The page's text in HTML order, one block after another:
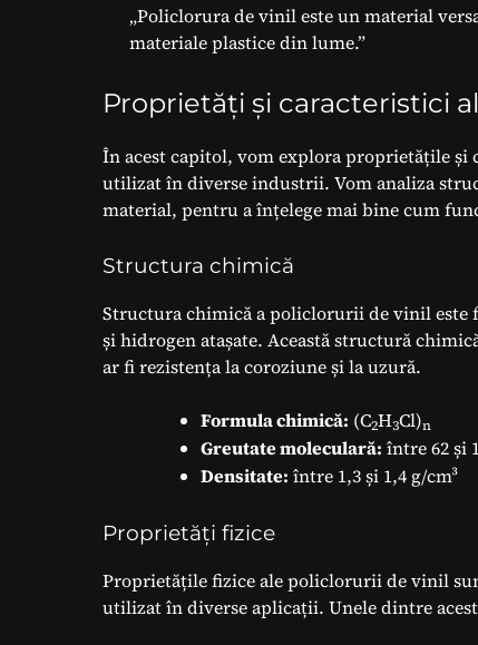
„Policlorura de vinil este un material
materiale plastice din lume.”
Proprietăți și caracteristici
În acest capitol, vom explora proprietățile
utilizat în diverse industrii. Vom analiza
material, pentru a înțelege mai bine cum
Structura chimică
Structura chimică a policlorurii de vinil
și hidrogen atașate. Această structură
ar fi rezistența la coroziune și la uzură.
Formula chimică: (C2H3Cl)n
Greutate moleculară: între 62 și
Densitate: între 1,3 și 1,4 g/cm³
Proprietăți fizice
Proprietățile fizice ale policlorurii de vinil
utilizat în diverse aplicații. Unele dintre